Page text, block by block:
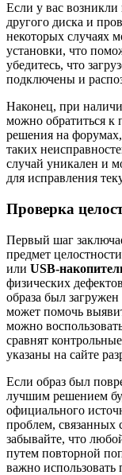
Если у вас возникли
другого диска и
некоторых случаях
установки, что
убедитесь, что
подключены и
Наконец, при
можно обратиться к
решения на
таких
случай уникален и
для исправления
Проверка
Первый шаг
предмет
или USB-
физических
образа был загружен
может помочь
можно
сравнят
указаны на сайте
Если образ был
лучшим решением
официального
проблем, связанных
забывайте, что
путем повторной
важно